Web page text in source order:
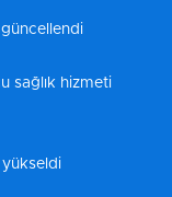
güncellendi
sağlık hizmeti
yükseldi